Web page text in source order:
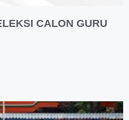
CALON GURU